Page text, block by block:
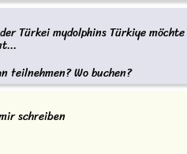
Türkei mydolphins Türkiye möchte
teilnehmen? Wo buchen?
schreiben